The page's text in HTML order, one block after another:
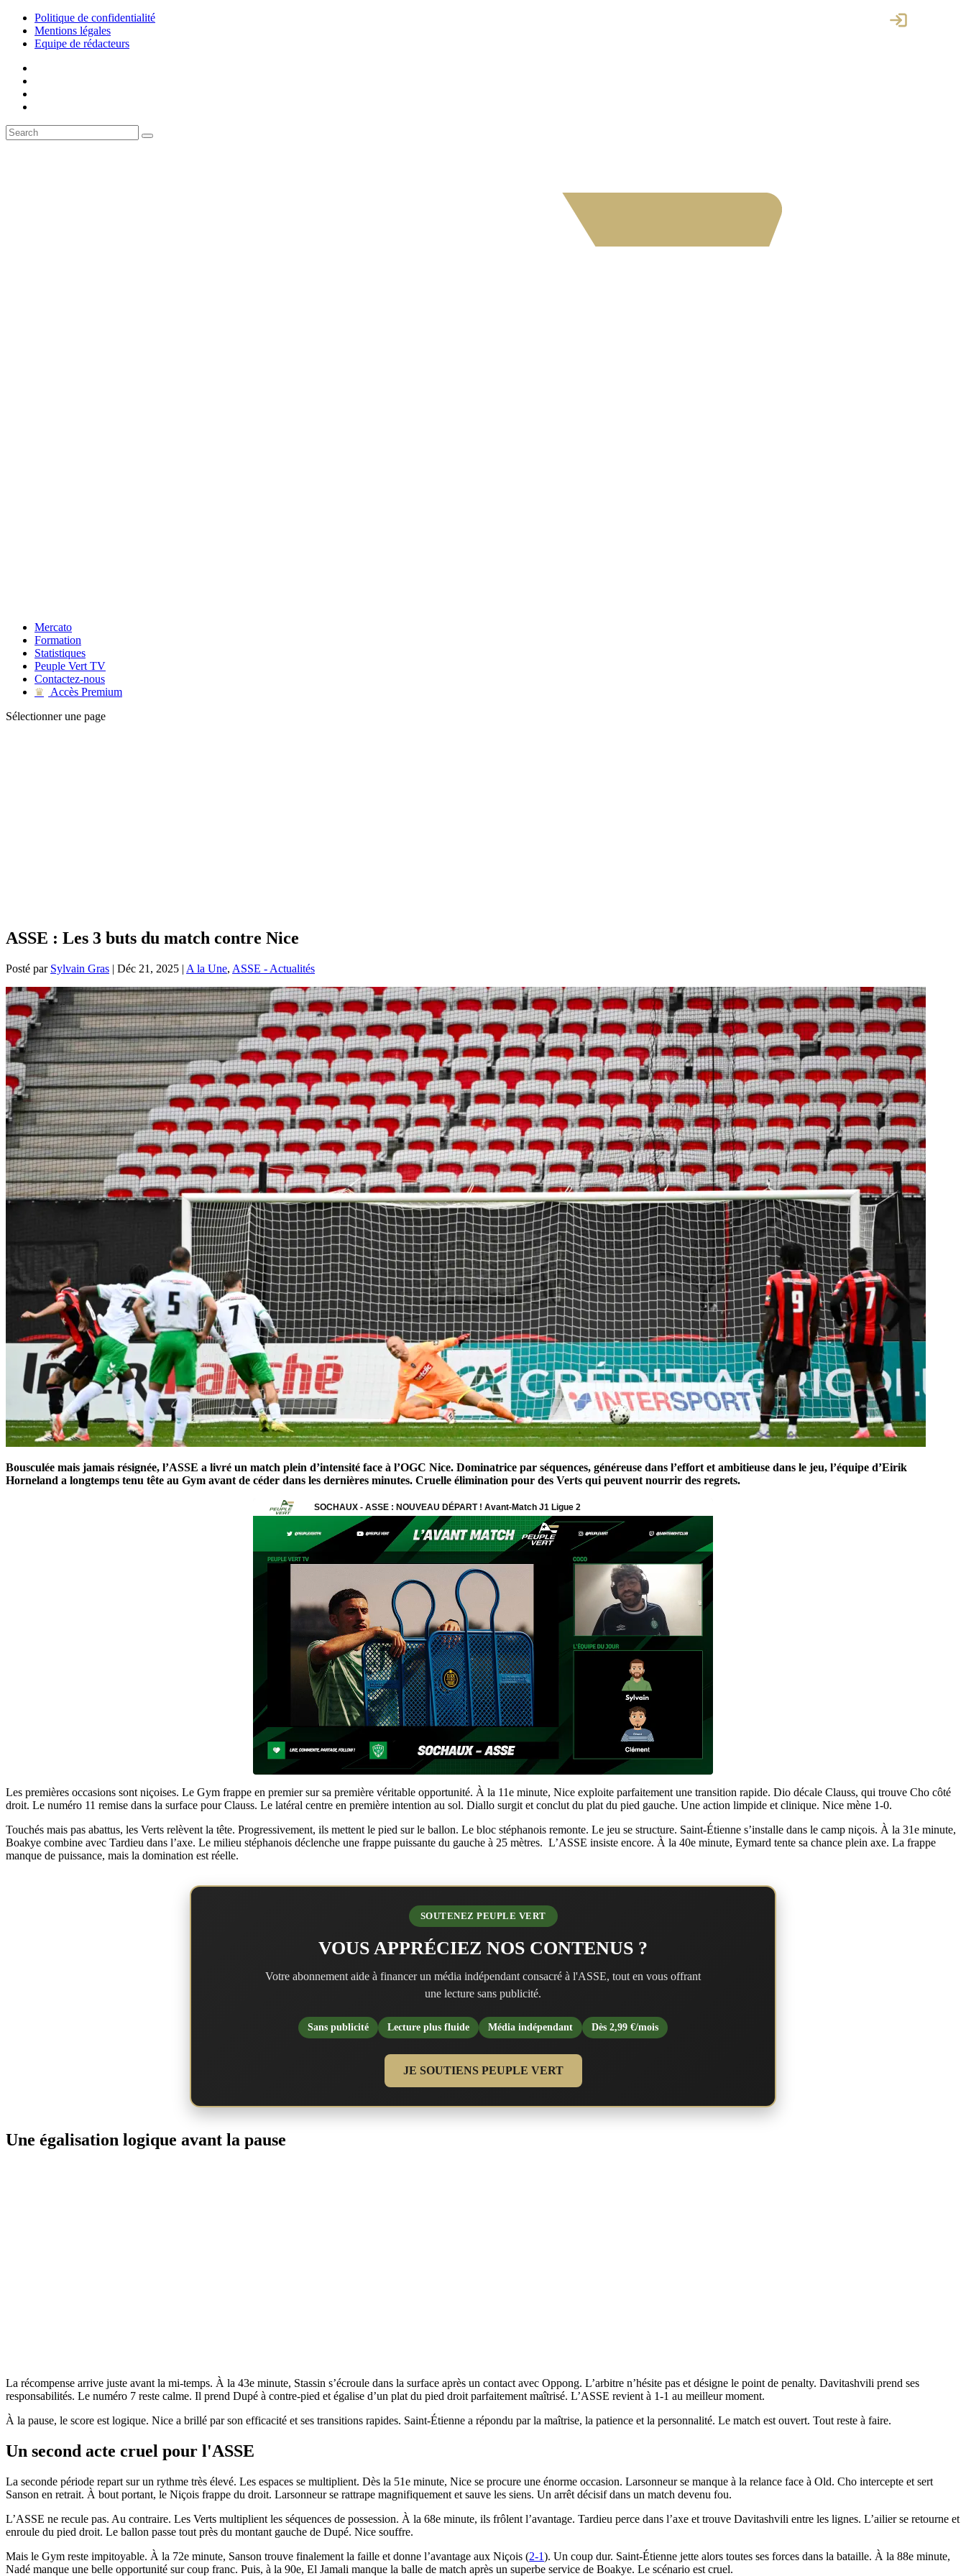
Politique de confidentialité
Mentions légales
Equipe de rédacteurs
Mercato
Formation
Statistiques
Peuple Vert TV
Contactez-nous
♛
Accès Premium
Sélectionner une page
ASSE : Les 3 buts du match contre Nice
Posté par Sylvain Gras | Déc 21, 2025 | A la Une, ASSE - Actualités
Bousculée mais jamais résignée, l’ASSE a livré un match plein d’intensité face à l’OGC Nice. Dominatrice par séquences, généreuse dans l’effort et ambitieuse dans le jeu, l’équipe d’Eirik
Horneland a longtemps tenu tête au Gym avant de céder dans les dernières minutes. Cruelle élimination pour des Verts qui peuvent nourrir des regrets.
Les premières occasions sont niçoises. Le Gym frappe en premier sur sa première véritable opportunité. À la 11e minute, Nice exploite parfaitement une transition rapide. Dio décale Clauss, qui trouve Cho côté
droit. Le numéro 11 remise dans la surface pour Clauss. Le latéral centre en première intention au sol. Diallo surgit et conclut du plat du pied gauche. Une action limpide et clinique. Nice mène 1-0.
Touchés mais pas abattus, les Verts relèvent la tête. Progressivement, ils mettent le pied sur le ballon. Le bloc stéphanois remonte. Le jeu se structure. Saint-Étienne s’installe dans le camp niçois. À la 31e minute,
Boakye combine avec Tardieu dans l’axe. Le milieu stéphanois déclenche une frappe puissante du gauche à 25 mètres. L’ASSE insiste encore. À la 40e minute, Eymard tente sa chance plein axe. La frappe
manque de puissance, mais la domination est réelle.
SOUTENEZ PEUPLE VERT
VOUS APPRÉCIEZ NOS CONTENUS ?
Votre abonnement aide à financer un média indépendant consacré à l'ASSE, tout en vous offrant
une lecture sans publicité.
Sans publicité Lecture plus fluide Média indépendant Dès 2,99 €/mois
JE SOUTIENS PEUPLE VERT
Une égalisation logique avant la pause
La récompense arrive juste avant la mi-temps. À la 43e minute, Stassin s’écroule dans la surface après un contact avec Oppong. L’arbitre n’hésite pas et désigne le point de penalty. Davitashvili prend ses
responsabilités. Le numéro 7 reste calme. Il prend Dupé à contre-pied et égalise d’un plat du pied droit parfaitement maîtrisé. L’ASSE revient à 1-1 au meilleur moment.
À la pause, le score est logique. Nice a brillé par son efficacité et ses transitions rapides. Saint-Étienne a répondu par la maîtrise, la patience et la personnalité. Le match est ouvert. Tout reste à faire.
Un second acte cruel pour l'ASSE
La seconde période repart sur un rythme très élevé. Les espaces se multiplient. Dès la 51e minute, Nice se procure une énorme occasion. Larsonneur se manque à la relance face à Old. Cho intercepte et sert
Sanson en retrait. À bout portant, le Niçois frappe du droit. Larsonneur se rattrape magnifiquement et sauve les siens. Un arrêt décisif dans un match devenu fou.
L’ASSE ne recule pas. Au contraire. Les Verts multiplient les séquences de possession. À la 68e minute, ils frôlent l’avantage. Tardieu perce dans l’axe et trouve Davitashvili entre les lignes. L’ailier se retourne et
enroule du pied droit. Le ballon passe tout près du montant gauche de Dupé. Nice souffre.
Mais le Gym reste impitoyable. À la 72e minute, Sanson trouve finalement la faille et donne l’avantage aux Niçois (2-1). Un coup dur. Saint-Étienne jette alors toutes ses forces dans la bataille. À la 88e minute,
Nadé manque une belle opportunité sur coup franc. Puis, à la 90e, El Jamali manque la balle de match après un superbe service de Boakye. Le scénario est cruel.